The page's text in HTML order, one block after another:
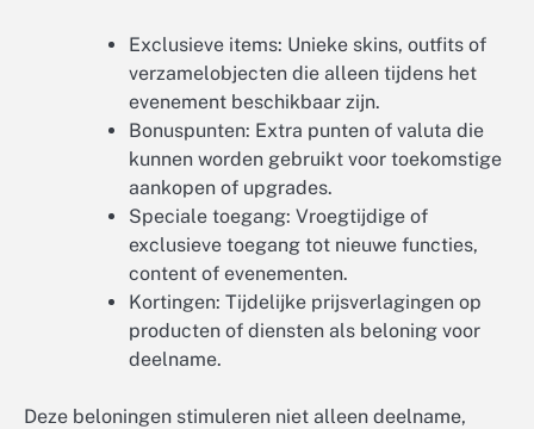
Exclusieve items: Unieke skins, outfits of
verzamelobjecten die alleen tijdens het
evenement beschikbaar zijn.
Bonuspunten: Extra punten of valuta die
kunnen worden gebruikt voor toekomstige
aankopen of upgrades.
Speciale toegang: Vroegtijdige of
exclusieve toegang tot nieuwe functies,
content of evenementen.
Kortingen: Tijdelijke prijsverlagingen op
producten of diensten als beloning voor
deelname.
Deze beloningen stimuleren niet alleen deelname,